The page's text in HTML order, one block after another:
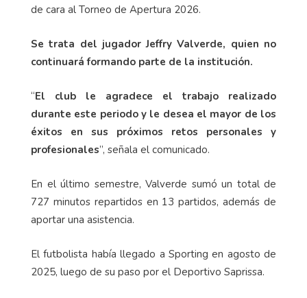
de cara al Torneo de Apertura 2026.
Se trata del jugador Jeffry Valverde, quien no
continuará formando parte de la institución.
“El club le agradece el trabajo realizado
durante este periodo y le desea el mayor de los
éxitos en sus próximos retos personales y
profesionales”, señala el comunicado.
En el último semestre, Valverde sumó un total de
727 minutos repartidos en 13 partidos, además de
aportar una asistencia.
El futbolista había llegado a Sporting en agosto de
2025, luego de su paso por el Deportivo Saprissa.